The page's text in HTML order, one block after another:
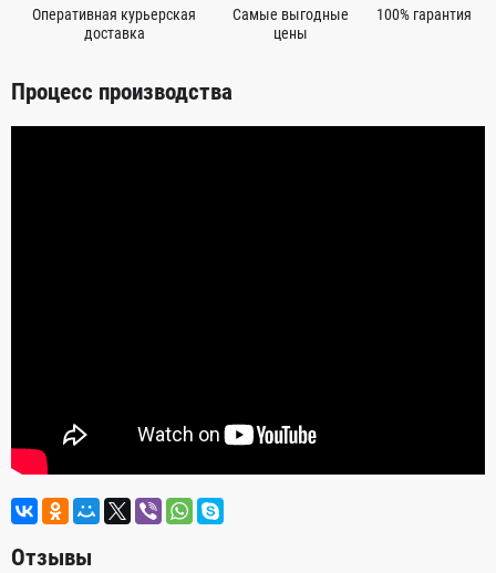
Оперативная курьерская
доставка
Самые выгодные
цены
100% гарантия
Процесс производства
Отзывы